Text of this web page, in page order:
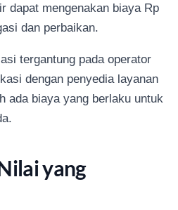
dapat mengenakan biaya Rp
dan perbaikan.
tergantung pada operator
dengan penyedia layanan
ada biaya yang berlaku untuk
yang